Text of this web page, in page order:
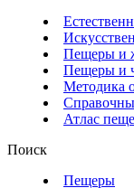
Пещеры и
Пещеры и
Методика
Атлас
Поиск
Пещеры